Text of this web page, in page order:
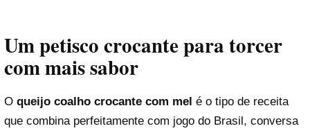
Um petisco crocante para torcer
com mais sabor
O queijo coalho crocante com mel é o tipo de receita
que combina perfeitamente com jogo do Brasil, conversa